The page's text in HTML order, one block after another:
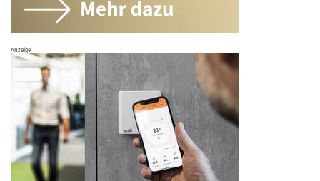
Anzeige